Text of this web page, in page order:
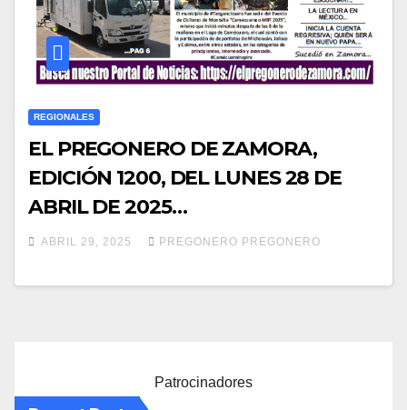
REGIONALES
EL PREGONERO DE ZAMORA,
EDICIÓN 1200, DEL LUNES 28 DE
ABRIL DE 2025…
ABRIL 29, 2025 PREGONERO PREGONERO
Patrocinadores